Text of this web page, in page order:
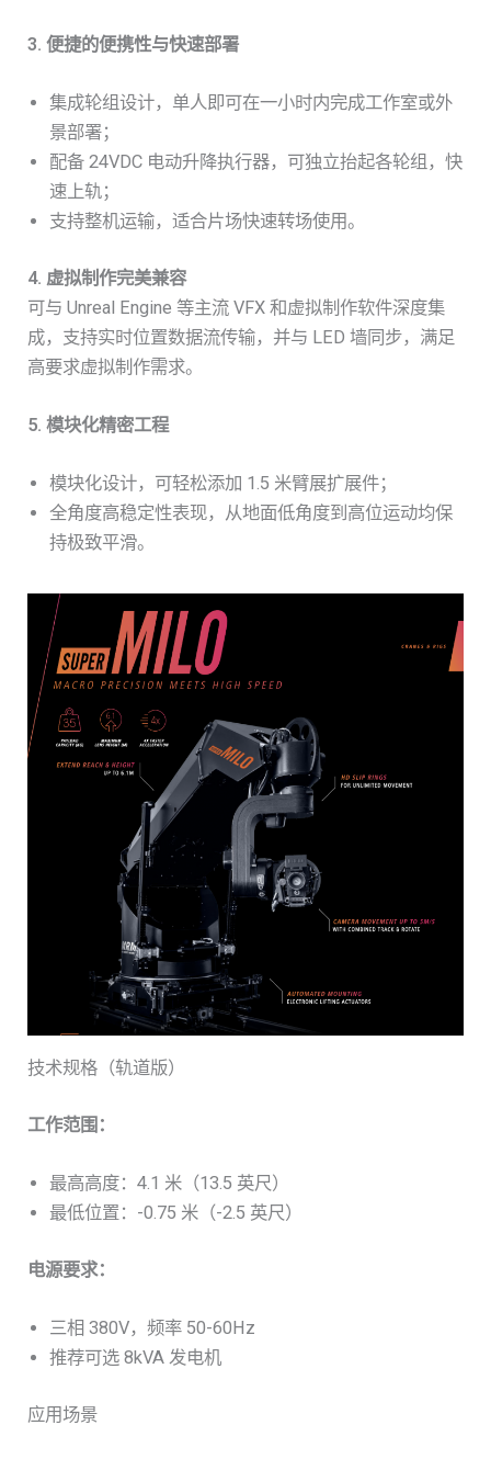
3. 便捷的便携性与快速部署
集成轮组设计，单人即可在一小时内完成工作室或外
景部署；
配备 24VDC 电动升降执行器，可独立抬起各轮组，快
速上轨；
支持整机运输，适合片场快速转场使用。
4. 虚拟制作完美兼容
可与 Unreal Engine 等主流 VFX 和虚拟制作软件深度集
成，支持实时位置数据流传输，并与 LED 墙同步，满足
高要求虚拟制作需求。
5. 模块化精密工程
模块化设计，可轻松添加 1.5 米臂展扩展件；
全角度高稳定性表现，从地面低角度到高位运动均保
持极致平滑。
技术规格（轨道版）
工作范围：
最高高度：4.1 米（13.5 英尺）
最低位置：-0.75 米（-2.5 英尺）
电源要求：
三相 380V，频率 50-60Hz
推荐可选 8kVA 发电机
应用场景